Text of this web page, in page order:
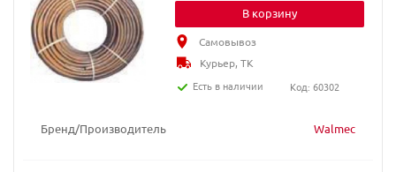
Бренд/Производитель Walmec
В корзину
Самовывоз
Курьер, ТК
Есть в наличии
Код: 60302